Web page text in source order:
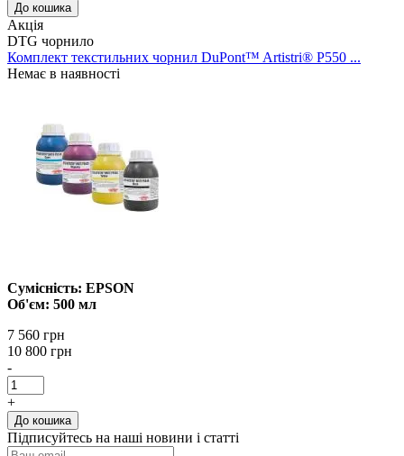
До кошика
Акція
DTG чорнило
Комплект текстильних чорнил DuPont™ Artistri® P550 ...
Немає в наявності
Сумісність: EPSON
Об'єм: 500 мл
7 560 грн
10 800 грн
-
+
До кошика
Підписуйтесь на наші новини і статті